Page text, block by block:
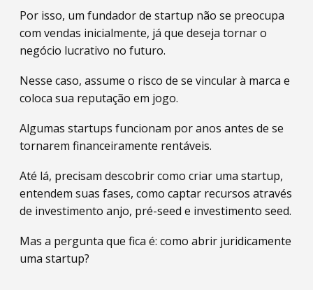
Por isso, um fundador de startup não se preocupa
com vendas inicialmente, já que deseja tornar o
negócio lucrativo no futuro.
Nesse caso, assume o risco de se vincular à marca e
coloca sua reputação em jogo.
Algumas startups funcionam por anos antes de se
tornarem financeiramente rentáveis.
Até lá, precisam descobrir como criar uma startup,
entendem suas fases, como captar recursos através
de investimento anjo, pré-seed e investimento seed.
Mas a pergunta que fica é: como abrir juridicamente
uma startup?